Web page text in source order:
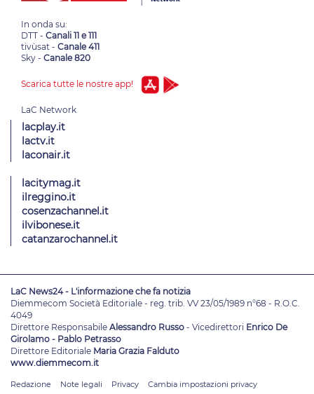
In onda su:
DTT - Canali 11 e 111
tivùsat - Canale 411
Sky - Canale 820
Scarica tutte le nostre app!
lacplay.it
lactv.it
laconair.it
lacitymag.it
ilreggino.it
cosenzachannel.it
ilvibonese.it
catanzarochannel.it
LaC News24 - L'informazione che fa notizia
Diemmecom Società Editoriale - reg. trib. VV 23/05/1989 n°68 - R.O.C.
4049
Direttore Responsabile Alessandro Russo - Vicedirettori Enrico De
Girolamo - Pablo Petrasso
Direttore Editoriale Maria Grazia Falduto
www.diemmecom.it
Redazione Note legali Privacy Cambia impostazioni privacy